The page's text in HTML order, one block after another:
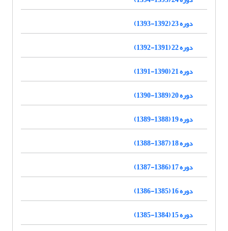
دوره 23 (1392-1393)
دوره 22 (1391-1392)
دوره 21 (1390-1391)
دوره 20 (1389-1390)
دوره 19 (1388-1389)
دوره 18 (1387-1388)
دوره 17 (1386-1387)
دوره 16 (1385-1386)
دوره 15 (1384-1385)